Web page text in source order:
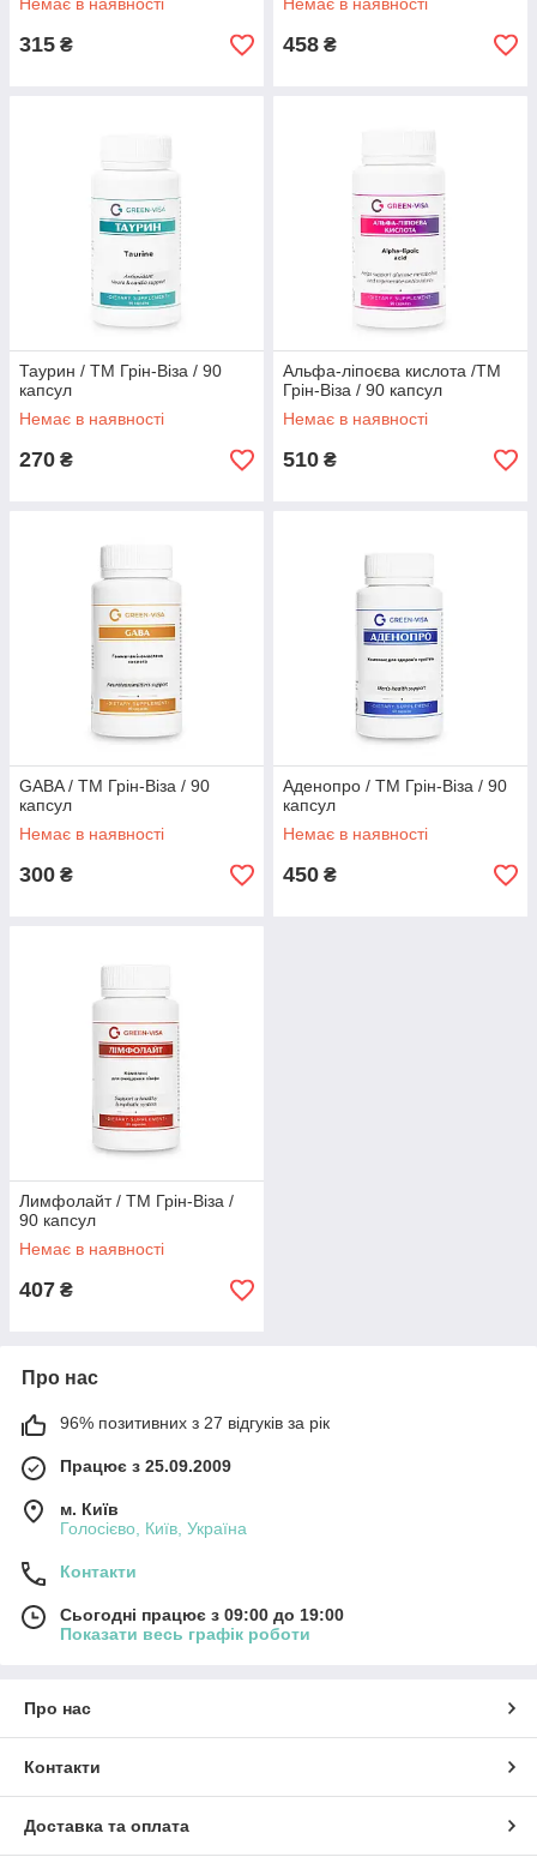
315 ₴ 458 ₴
Таурин / ТМ Грін-Віза / 90
капсул
Немає в наявності
270 ₴
Альфа-ліпоєва кислота /ТМ
Грін-Віза / 90 капсул
Немає в наявності
510 ₴
GABA / ТМ Грін-Віза / 90
капсул
Немає в наявності
300 ₴
Аденопро / ТМ Грін-Віза / 90
капсул
Немає в наявності
450 ₴
Лимфолайт / ТМ Грін-Віза /
90 капсул
Немає в наявності
407 ₴
Про нас
96% позитивних з 27 відгуків за рік
Працює з 25.09.2009
м. Київ
Голосієво, Київ, Україна
Контакти
Сьогодні працює з 09:00 до 19:00
Показати весь графік роботи
Про нас
Контакти
Доставка та оплата